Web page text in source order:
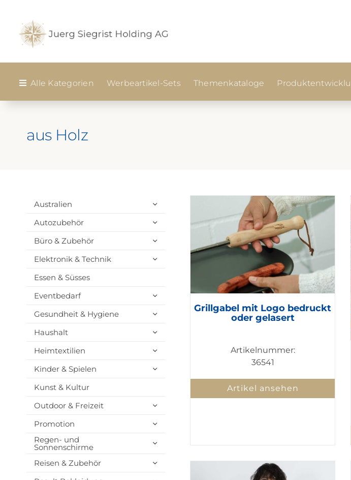
springen
Alle Kategorien Werbeartikel-Sets Themenkataloge
aus Holz
Australien
Autozubehör
Büro & Zubehör
Elektronik & Technik
Essen & Süsses
Eventbedarf
Gesundheit & Hygiene
Haushalt
Heimtextilien
Kinder & Spielen
Kunst & Kultur
Outdoor & Freizeit
Promotion
Regen- und
Sonnenschirme
Reisen & Zubehör
Grillgabel mit Logo bedruckt
oder gelasert
Artikelnummer:
36541
Artikel ansehen